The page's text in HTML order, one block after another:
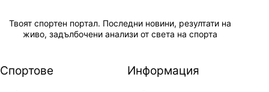
Твоят спортен портал. Последни новини, резултати на
живо, задълбочени анализи от света на спорта
Спортове Информация